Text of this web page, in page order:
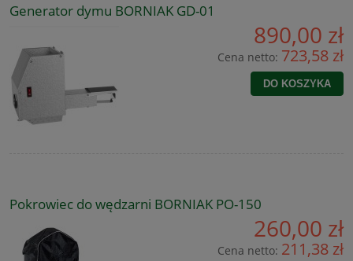
Generator dymu BORNIAK GD-01
890,00 zł
Cena netto: 723,58 zł
DO KOSZYKA
Pokrowiec do wędzarni BORNIAK PO-150
260,00 zł
Cena netto: 211,38 zł